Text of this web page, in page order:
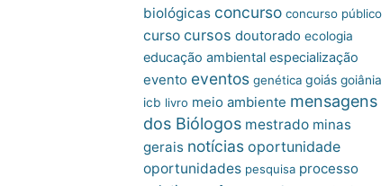
biológicas concurso concurso público
curso cursos doutorado ecologia
educação ambiental especialização
evento eventos genética goiás goiânia
icb livro meio ambiente mensagens
dos Biólogos mestrado minas
gerais notícias oportunidade
oportunidades pesquisa processo